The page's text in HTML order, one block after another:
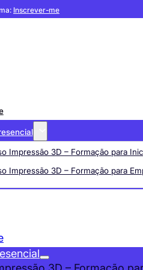
Inscrever-me
Impressão 3D – Formação para
Impressão 3D – Formação para